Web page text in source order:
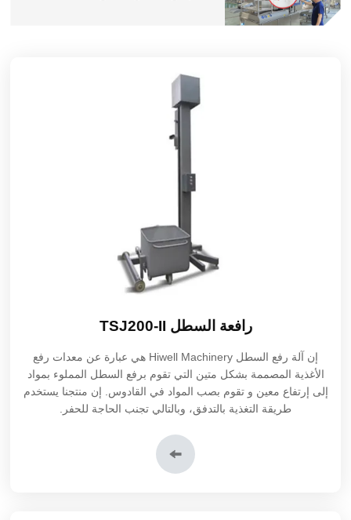
رافعة السطل TSJ200-II
إن آلة رفع السطل Hiwell Machinery هي عبارة عن معدات رفع
الأغذية المصممة بشكل متين التي تقوم برفع السطل المملوء بمواد
إلى إرتفاع معين و تقوم بصب المواد في القادوس. إن منتجنا يستخدم
طريقة التغذية بالتدفق، وبالتالي تجنب الحاجة للحفر.